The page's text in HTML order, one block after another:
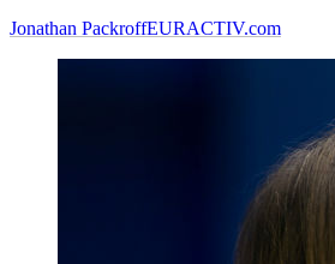
Jonathan PackroffEURACTIV.com